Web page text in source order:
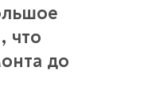
что
до